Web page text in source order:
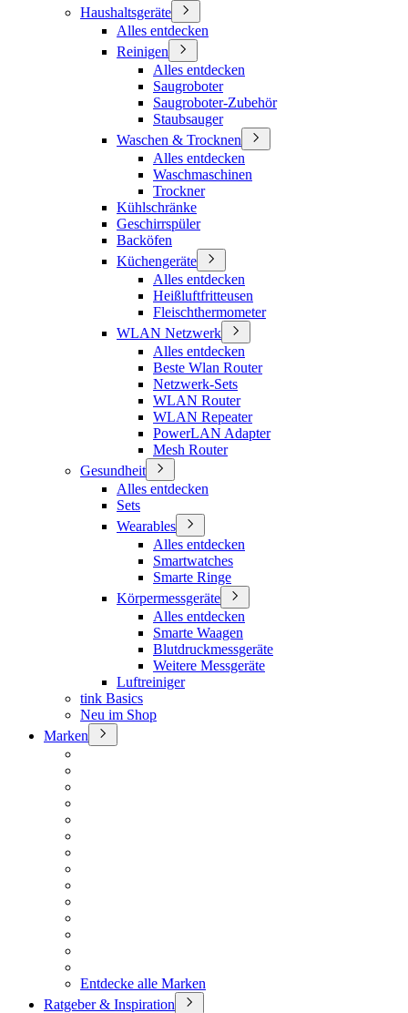
Haushaltsgeräte
Alles entdecken
Reinigen
Alles entdecken
Saugroboter
Saugroboter-Zubehör
Staubsauger
Waschen & Trocknen
Alles entdecken
Waschmaschinen
Trockner
Kühlschränke
Geschirrspüler
Backöfen
Küchengeräte
Alles entdecken
Heißluftfritteusen
Fleischthermometer
WLAN Netzwerk
Alles entdecken
Beste Wlan Router
Netzwerk-Sets
WLAN Router
WLAN Repeater
PowerLAN Adapter
Mesh Router
Gesundheit
Alles entdecken
Sets
Wearables
Alles entdecken
Smartwatches
Smarte Ringe
Körpermessgeräte
Alles entdecken
Smarte Waagen
Blutdruckmessgeräte
Weitere Messgeräte
Luftreiniger
tink Basics
Neu im Shop
Marken
Entdecke alle Marken
Ratgeber & Inspiration